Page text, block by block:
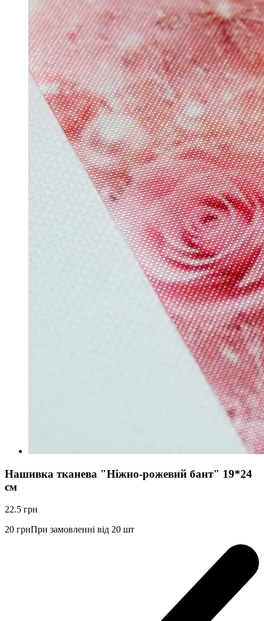
Нашивка тканева "Ніжно-рожевий бант" 19*24
см
22.5 грн
20 грнПри замовленні від 20 шт